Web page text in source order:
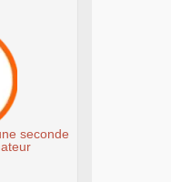
à Roubaix